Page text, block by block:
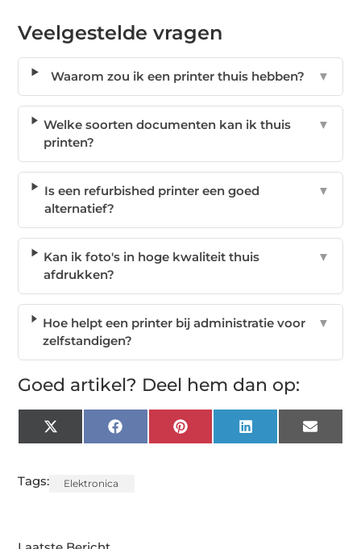
Veelgestelde vragen
Waarom zou ik een printer thuis hebben? ▼
Welke soorten documenten kan ik thuis
printen?
▼
Is een refurbished printer een goed
alternatief?
▼
Kan ik foto's in hoge kwaliteit thuis
afdrukken?
▼
Hoe helpt een printer bij administratie voor
zelfstandigen?
▼
Goed artikel? Deel hem dan op:
X
(Twitter)
FacebookPinterest LinkedIn Email
Tags: Elektronica